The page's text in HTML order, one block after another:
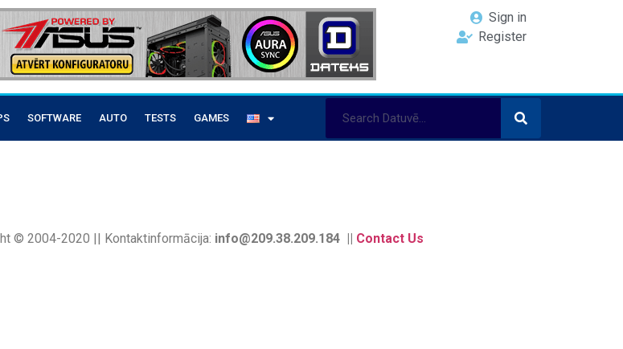
Sign in
Register
SOFTWARE AUTO TESTS GAMES
© 2004-2020 || Kontaktinformācija: info@209.38.209.184 || Contact Us